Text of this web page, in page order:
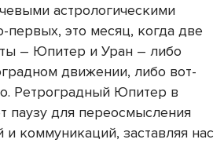
астрологическими
первых, это месяц, когда две
– Юпитер и Уран – либо
движении, либо вот-
Ретроградный Юпитер в
паузу для переосмысления
коммуникаций, заставляя нас